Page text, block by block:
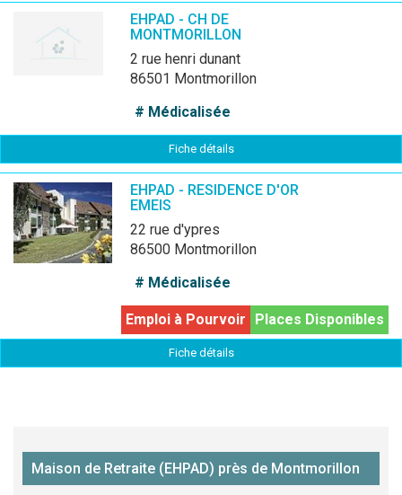
EHPAD - CH DE
MONTMORILLON
2 rue henri dunant
86501 Montmorillon
# Médicalisée
Fiche détails
EHPAD - RESIDENCE D'OR
EMEIS
22 rue d'ypres
86500 Montmorillon
# Médicalisée
Places Disponibles
Emploi à Pourvoir
Fiche détails
Maison de Retraite (EHPAD) près de Montmorillon